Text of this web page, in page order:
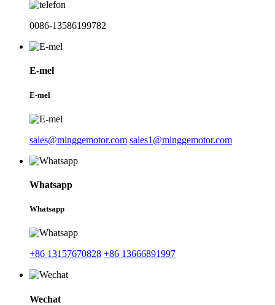
0086-13586199782
E-mel
E-mel
sales@minggemotor.com sales1@minggemotor.com
Whatsapp
Whatsapp
+86 13157670828 +86 13666891997
Wechat